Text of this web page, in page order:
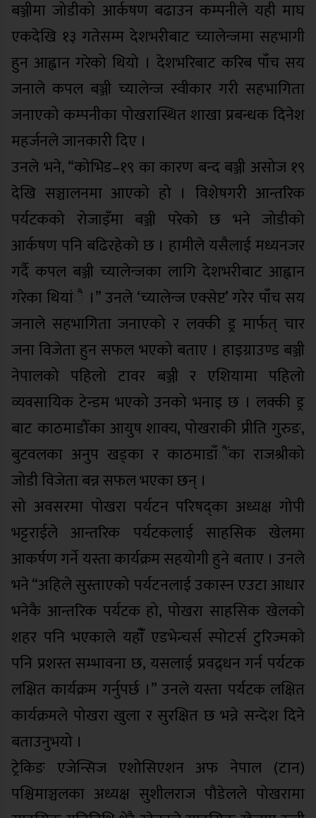
बञ्जीमा जोडीको आर्कषण बढाउन कम्पनीले यही माघ
एकदेखि १३ गतेसम्म देशभरीबाट च्यालेन्जमा सहभागी
हुन आह्वान गरेको थियो । देशभरिबाट करिब पाँच सय
जनाले कपल बञ्जी च्यालेन्ज स्वीकार गरी सहभागिता
जनाएको कम्पनीका पोखरास्थित शाखा प्रबन्धक दिनेश
महर्जनले जानकारी दिए ।
उनले भने, “कोभिड–१९ का कारण बन्द बञ्जी असोज १९
देखि सञ्चालनमा आएको हो । विशेषगरी आन्तरिक
पर्यटकको रोजाइँमा बञ्जी परेको छ भने जोडीको
आर्कषण पनि बढिरहेको छ । हामीले यसैलाई मध्यनजर
गर्दै कपल बञ्जी च्यालेन्जका लागि देशभरीबाट आह्वान
गरेका थियांै ।” उनले ‘च्यालेन्ज एक्सेप्ट’ गरेर पाँच सय
जनाले सहभागिता जनाएको र लक्की ड्र मार्फत् चार
जना विजेता हुन सफल भएको बताए । हाइग्राउण्ड बञ्जी
नेपालको पहिलो टावर बञ्जी र एशियामा पहिलो
व्यवसायिक टेन्डम भएको उनको भनाइ छ । लक्की ड्र
बाट काठमाडौँका आयुष शाक्य, पोखराकी प्रीति गुरुङ,
बुटवलका अनुप खड्का र काठमाडाँैंका राजश्रीको
जोडी विजेता बन्न सफल भएका छन् ।
सो अवसरमा पोखरा पर्यटन परिषद्का अध्यक्ष गोपी
भट्टराईले आन्तरिक पर्यटकलाई साहसिक खेलमा
आकर्षण गर्ने यस्ता कार्यक्रम सहयोगी हुने बताए । उनले
भने “अहिले सुस्ताएको पर्यटनलाई उकास्न एउटा आधार
भनेकै आन्तरिक पर्यटक हो, पोखरा साहसिक खेलको
शहर पनि भएकाले यहाँँ एडभेन्चर्स स्पोटर्स टुरिज्मको
पनि प्रशस्त सम्भावना छ, यसलाई प्रवद्र्धन गर्न पर्यटक
लक्षित कार्यक्रम गर्नुपर्छ ।” उनले यस्ता पर्यटक लक्षित
कार्यक्रमले पोखरा खुला र सुरक्षित छ भन्ने सन्देश दिने
बताउनुभयो ।
ट्रेकिङ एजेन्सिज एशोसिएशन अफ नेपाल (टान)
पश्चिमाञ्चलका अध्यक्ष सुशीलराज पौडेलले पोखरामा